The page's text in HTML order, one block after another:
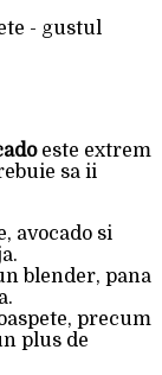
este extrem
sa ii
avocado si
blender, pana
precum
plus de